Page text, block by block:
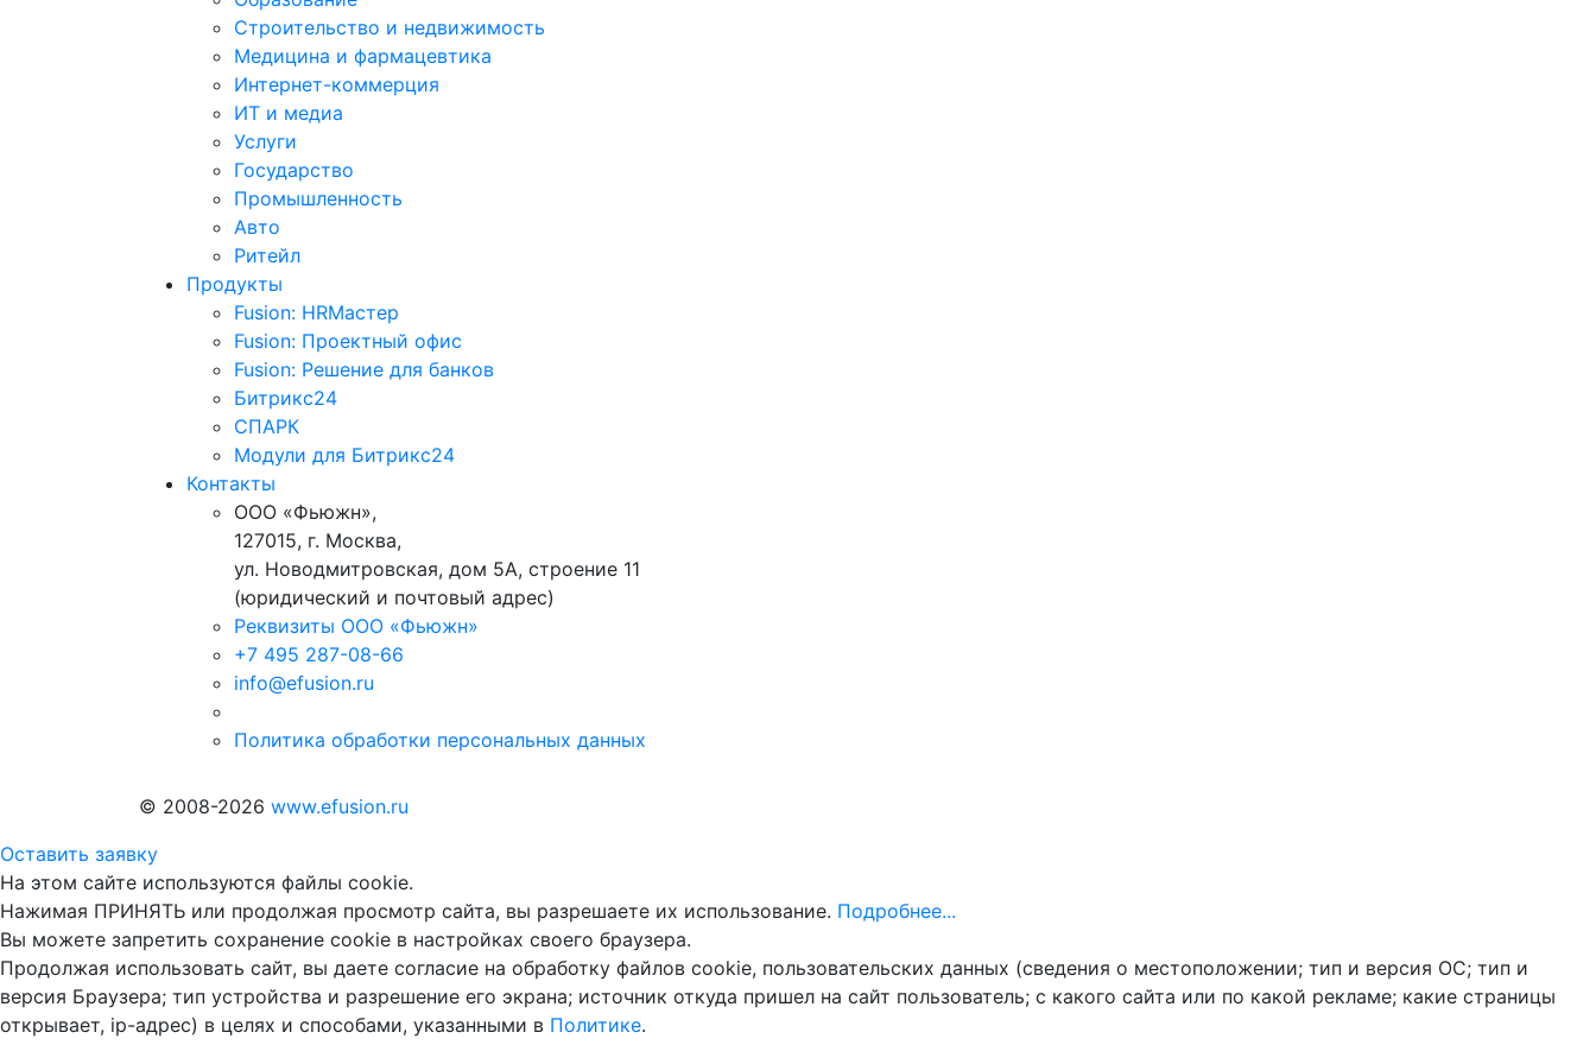
Строительство и недвижимость
Медицина и фармацевтика
Интернет-коммерция
ИТ и медиа
Услуги
Государство
Промышленность
Авто
Ритейл
Продукты
Fusion: HRМастер
Fusion: Проектный офис
Fusion: Решение для банков
Битрикс24
СПАРК
Модули для Битрикс24
Контакты
ООО «Фьюжн»,
127015, г. Москва,
ул. Новодмитровская, дом 5А, строение 11
(юридический и почтовый адрес)
Реквизиты ООО «Фьюжн»
+7 495 287-08-66
info@efusion.ru
Политика обработки персональных данных
© 2008-2026 www.efusion.ru
Оставить заявку
На этом сайте используются файлы cookie.
Нажимая ПРИНЯТЬ или продолжая просмотр сайта, вы разрешаете их использование. Подробнее...
Вы можете запретить сохранение cookie в настройках своего браузера.
Продолжая использовать сайт, вы даете согласие на обработку файлов cookie, пользовательских данных (сведения о местоположении; тип и версия ОС; тип и
версия Браузера; тип устройства и разрешение его экрана; источник откуда пришел на сайт пользователь; с какого сайта или по какой рекламе; какие страницы
открывает, ip-адрес) в целях и способами, указанными в Политике.